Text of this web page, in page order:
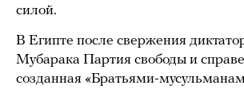
силой.
В Египте после свержения
Мубарака Партия свободы и
созданная «Братьями-